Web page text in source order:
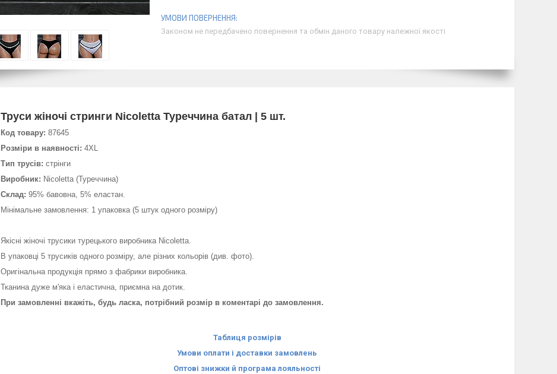
Законом не передбачено повернення та обмін даного товару належної якості
Труси жіночі стринги Nicoletta Туреччина батал | 5 шт.
Код товару: 87645
Розміри в наявності: 4XL
Тип трусів: стрінги
Виробник: Nicoletta (Туреччина)
Склад: 95% бавовна, 5% еластан.
Мінімальне замовлення: 1 упаковка (5 штук одного розміру)
Якісні жіночі трусики турецького виробника Nicoletta.
В упаковці 5 трусиків одного розміру, але різних кольорів (див. фото).
Оригінальна продукція прямо з фабрики виробника.
Тканина дуже м'яка і еластична, приємна на дотик.
При замовленні вкажіть, будь ласка, потрібний розмір в коментарі до замовлення.
Таблиця розмірів
Умови оплати і доставки замовлень
Оптові знижки й програма лояльності